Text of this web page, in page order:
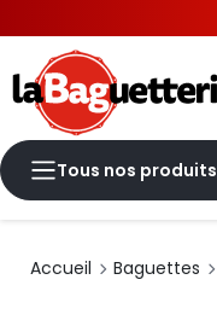
Tous nos produits
Accueil Baguettes